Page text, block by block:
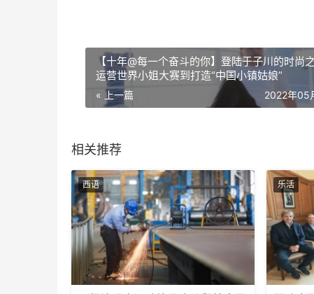
【十年@每一个奋斗的你】登陆于子川的时尚
运营世界小姐大赛到打造“中国小镇姑娘”
« 上一篇 2022年05
相关推荐
西语 乐活